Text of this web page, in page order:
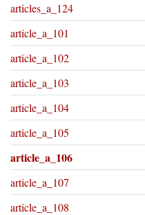
articles_a_124
article_a_101
article_a_102
article_a_103
article_a_104
article_a_105
article_a_106
article_a_107
article_a_108